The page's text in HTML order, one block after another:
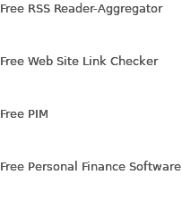
RSS Reader-Aggregator
Web Site Link Checker
PIM
Personal Finance Software